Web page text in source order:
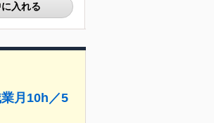
入れる
月10h／5